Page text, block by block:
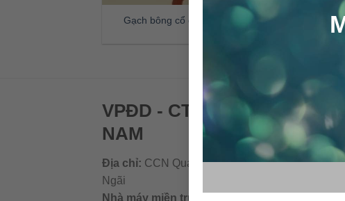
Gạch bông cổ điển CTS 42.1
VPĐD - CTY TNHH GẠCH
NAM
Địa chỉ: CCN Quán Lát, Xã Đức Chánh, Huyện
Ngãi
Nhà máy miền trung: